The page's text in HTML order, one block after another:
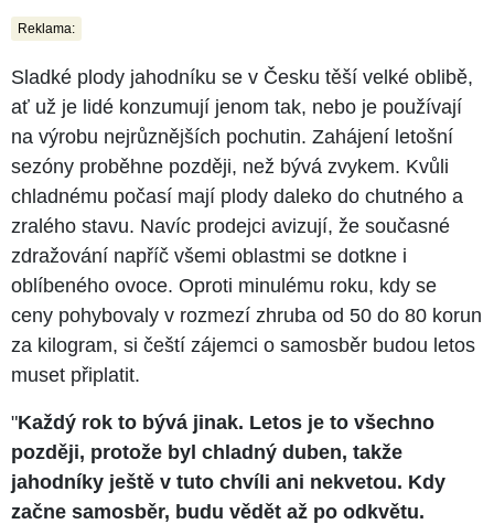
Reklama:
Sladké plody jahodníku se v Česku těší velké oblibě,
ať už je lidé konzumují jenom tak, nebo je používají
na výrobu nejrůznějších pochutin. Zahájení letošní
sezóny proběhne později, než bývá zvykem. Kvůli
chladnému počasí mají plody daleko do chutného a
zralého stavu. Navíc prodejci avizují, že současné
zdražování napříč všemi oblastmi se dotkne i
oblíbeného ovoce. Oproti minulému roku, kdy se
ceny pohybovaly v rozmezí zhruba od 50 do 80 korun
za kilogram, si čeští zájemci o samosběr budou letos
muset připlatit.
"Každý rok to bývá jinak. Letos je to všechno
později, protože byl chladný duben, takže
jahodníky ještě v tuto chvíli ani nekvetou. Kdy
začne samosběr, budu vědět až po odkvětu.